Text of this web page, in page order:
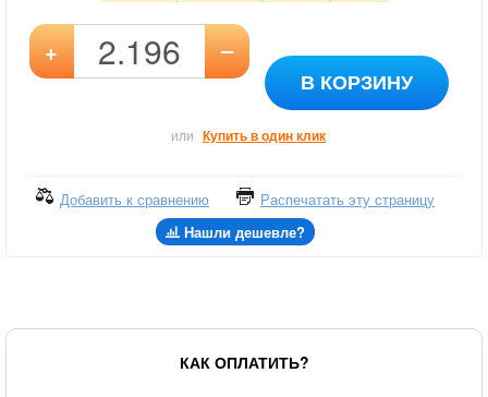
+ –
В КОРЗИНУ
или Купить в один клик
Добавить к сравнению
Распечатать эту страницу
Нашли дешевле?
КАК ОПЛАТИТЬ?